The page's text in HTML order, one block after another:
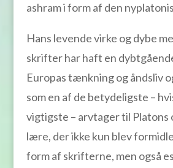
ashram i form af den
Hans levende virke og dybe
skrifter har haft en
Europas tænkning og åndsliv
som en af de betydeligste –
vigtigste – arvtager til Platons
lære, der ikke kun blev
form af skrifterne, men også